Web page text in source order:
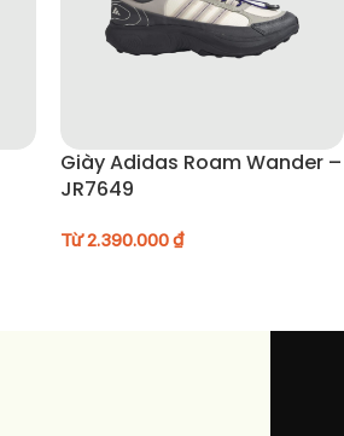
Giày Adidas Roam Wander –
JR7649
Từ2.390.000₫